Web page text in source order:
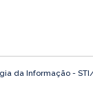
da Informação -